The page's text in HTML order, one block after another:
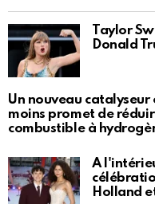
Taylor
Donald
Un nouveau
moins promet de
combustible à
À
Holland